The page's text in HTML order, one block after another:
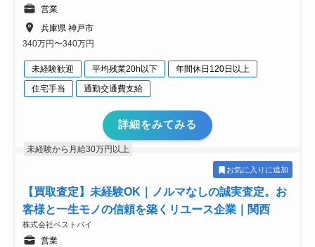
営業
兵庫県 神戸市
340万円〜340万円
未経験歓迎 平均残業20h以下
年間休日120日以上
住宅手当
通勤交通費支給
詳細をみてみる
未経験から月給30万円以上
お気に入りに追加
【買取査定】未経験OK｜ノルマなしの誠実査定。お
客様と一生モノの信頼を築くリユース企業｜関西
株式会社ベストバイ
営業